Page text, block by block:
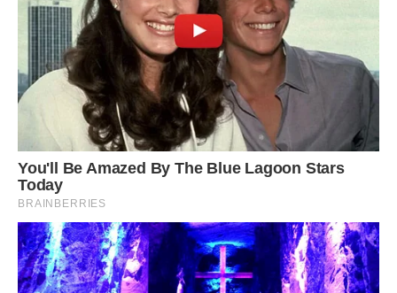
нові суми вартості адміністративних послуг у сфері
міграції.
Вартість оформлення документів з безконтактним
електронним носієм зросте не більше як на 30%. За
даними Державної міграційної служби, загальна вартість
паспортів з 1 липня така:
оформлення ID-картки за 10 днів – 471 гривня;
оформлення ID-картки за 20 днів – 345 гривень;
оформлення закордонного біометричного паспорту за 10
днів – 1034 гривні;